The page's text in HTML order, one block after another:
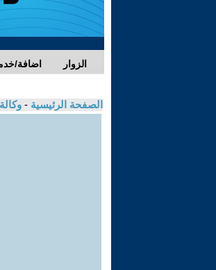
اضافة/ الزوار
الصفحة الرئيسية -